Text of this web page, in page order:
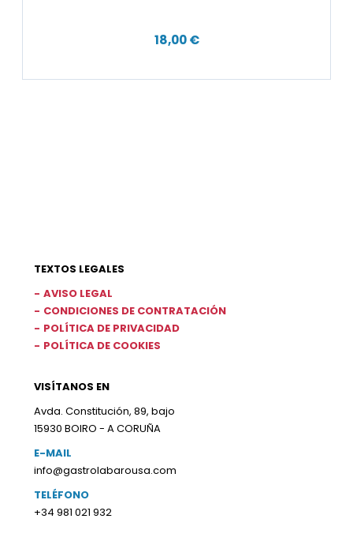
18,00 €
TEXTOS LEGALES
AVISO LEGAL
CONDICIONES DE CONTRATACIÓN
POLÍTICA DE PRIVACIDAD
POLÍTICA DE COOKIES
VISÍTANOS EN
Avda. Constitución, 89, bajo
15930 BOIRO - A CORUÑA
E-MAIL
info@gastrolabarousa.com
TELÉFONO
+34 981 021 932